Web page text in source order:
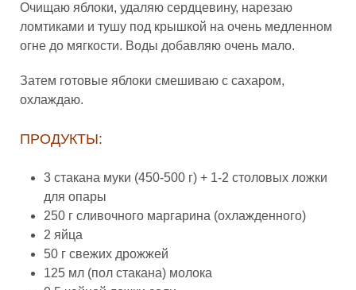
Очищаю яблоки, удаляю сердцевину, нарезаю
ломтиками и тушу под крышкой на очень медленном
огне до мягкости. Воды добавляю очень мало.
Затем готовые яблоки смешиваю с сахаром,
охлаждаю.
ПРОДУКТЫ:
3 стакана муки (450-500 г) + 1-2 столовых ложки
для опары
250 г сливочного маргарина (охлажденного)
2 яйца
50 г свежих дрожжей
125 мл (пол стакана) молока